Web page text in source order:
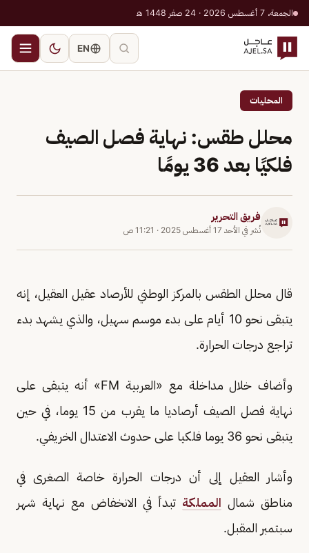
الجمعة، 7 أغسطس 2026 · 24 صفر 1448 هـ
EN
المحليات
محلل طقس: نهاية فصل الصيف
فلكيًا بعد 36 يومًا
فريق التحرير
نُشر في الأحد 17 أغسطس 2025 · 11:21 ص
قال محلل الطقس بالمركز الوطني للأرصاد عقيل العقيل، إنه
يتبقى نحو 10 أيام على بدء موسم سهيل، والذي يشهد بدء
تراجع درجات الحرارة.
وأضاف خلال مداخلة مع «العربية FM» أنه يتبقى على
نهاية فصل الصيف أرصاديا ما يقرب من 15 يوما، في حين
يتبقى نحو 36 يوما فلكيا على حدوث الاعتدال الخريفي.
وأشار العقيل إلى أن درجات الحرارة خاصة الصغرى في
مناطق شمال المملكة تبدأ في الانخفاض مع نهاية شهر
سبتمبر المقبل.